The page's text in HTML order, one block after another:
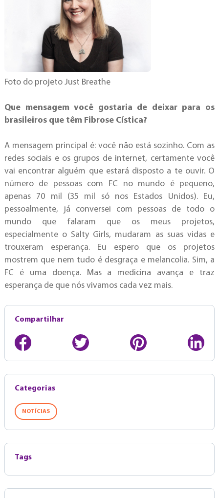
Foto do projeto Just Breathe
Que mensagem você gostaria de deixar para os
brasileiros que têm Fibrose Cística?
A mensagem principal é: você não está sozinho. Com as
redes sociais e os grupos de internet, certamente você
vai encontrar alguém que estará disposto a te ouvir. O
número de pessoas com FC no mundo é pequeno,
apenas 70 mil (35 mil só nos Estados Unidos). Eu,
pessoalmente, já conversei com pessoas de todo o
mundo que falaram que os meus projetos,
especialmente o Salty Girls, mudaram as suas vidas e
trouxeram esperança. Eu espero que os projetos
mostrem que nem tudo é desgraça e melancolia. Sim, a
FC é uma doença. Mas a medicina avança e traz
esperança de que nós vivamos cada vez mais.
Compartilhar
Categorias
NOTÍCIAS
Tags